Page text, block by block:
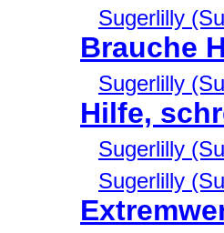
Sugerlilly
Brauche
Sugerlilly
Hilfe,
Sugerlilly
Sugerlilly